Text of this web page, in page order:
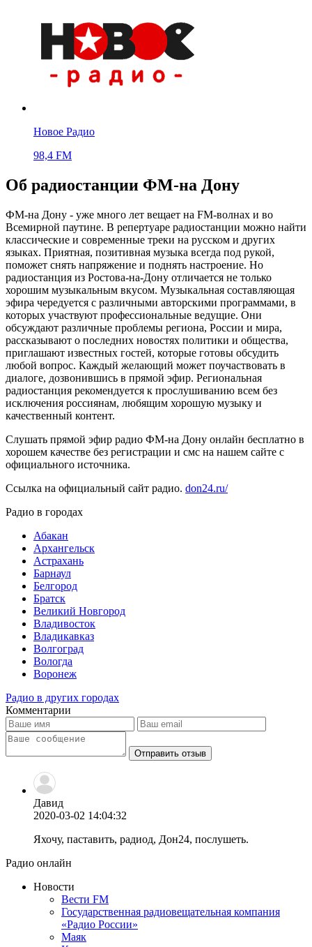
Новое Радио
98,4 FM
Об радиостанции ФМ-на Дону
ФМ-на Дону - уже много лет вещает на FM-волнах и во
Всемирной паутине. В репертуаре радиостанции можно найти
классические и современные треки на русском и других
языках. Приятная, позитивная музыка всегда под рукой,
поможет снять напряжение и поднять настроение. Но
радиостанция из Ростова-на-Дону отличается не только
хорошим музыкальным вкусом. Музыкальная составляющая
эфира чередуется с различными авторскими программами, в
которых участвуют профессиональные ведущие. Они
обсуждают различные проблемы региона, России и мира,
рассказывают о последних новостях политики и общества,
приглашают известных гостей, которые готовы обсудить
любой вопрос. Каждый желающий может поучаствовать в
диалоге, дозвонившись в прямой эфир. Региональная
радиостанция рекомендуется к прослушиванию всем без
исключения россиянам, любящим хорошую музыку и
качественный контент.
Слушать прямой эфир радио ФМ-на Дону онлайн бесплатно в
хорошем качестве без регистрации и смс на нашем сайте с
официального источника.
Ссылка на официальный сайт радио. don24.ru/
Радио в городах
Абакан
Архангельск
Астрахань
Барнаул
Белгород
Братск
Великий Новгород
Владивосток
Владикавказ
Волгоград
Вологда
Воронеж
Радио в других городах
Комментарии
Отправить отзыв
Давид
2020-03-02 14:04:32
Яхочу, паставить, радиод, Дон24, послушеть.
Радио онлайн
Новости
Вести FM
Государственная радиовещательная компания
«Радио России»
Маяк